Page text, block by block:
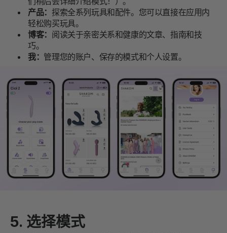
产品： 探索全系列玩具和配件。您可以直接在应用内
轻松购买玩具。
博客： 阅读关于亲密关系和健康的文章、指南和技
巧。
我： 管理您的账户、保存的模式和个人设置。
5. 选择模式